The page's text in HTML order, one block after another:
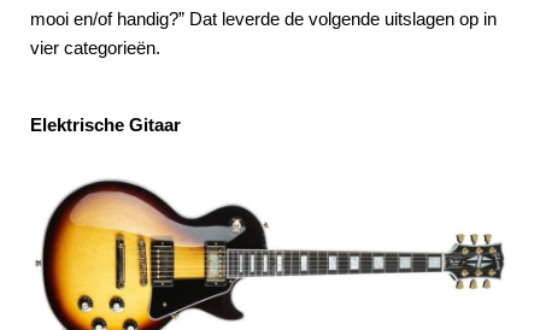
mooi en/of handig?” Dat leverde de volgende uitslagen op in
vier categorieën.
Elektrische Gitaar